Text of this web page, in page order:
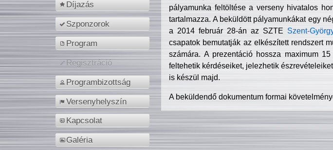
Díjazás
Szponzorok
Program
Regisztráció
Programbizottság
Versenyhelyszín
Kapcsolat
Galéria
pályamunka feltöltése a verseny hivatalos
tartalmazza. A beküldött pályamunkákat egy
a 2014 február 28-án az SZTE Szent-
csapatok bemutatják az elkészített rendszert
számára. A prezentáció hossza maximum
feltehetik kérdéseiket, jelezhetik
is készül majd.
A beküldendő dokumentum formai